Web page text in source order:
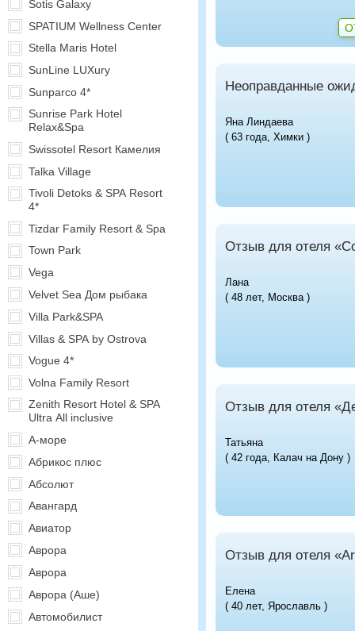
Sotis Galaxy
SPATIUM Wellness Center
Stella Maris Hotel
SunLine LUXury
Sunparco 4*
Sunrise Park Hotel
Relax&Spa
Swissotel Resort Камелия
Talka Village
Tivoli Detoks & SPA Resort
4*
Tizdar Family Resort & Spa
Town Park
Vega
Velvet Sea Дом рыбака
Villa Park&SPA
Villas & SPA by Ostrova
Vogue 4*
Volna Family Resort
Zenith Resort Hotel & SPA
Ultra All inclusive
А-море
Абрикос плюс
Абсолют
Авангард
Авиатор
Аврора
Аврора
Аврора (Аше)
Автомобилист
Неоправданные
Яна Линдаева
( 63 года, Химки )
Отзыв для отеля
Лана
( 48 лет, Москва )
Отзыв для отеля
Татьяна
( 42 года, Калач на Дону )
Отзыв для отеля
Елена
( 40 лет, Ярославль )